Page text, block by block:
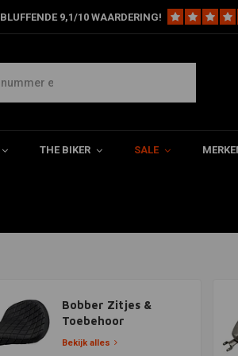
9,1/10 WAARDERING!
THE BIKER SALE
om jouwmotor bobberom
Bobber Zitjes &
Toebehoor
Bekijk alles